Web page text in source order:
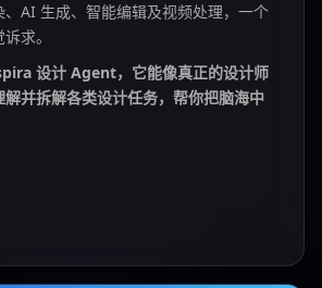
AI 生成、智能编辑及视频处理，一个
求。
设计 Agent，它能像真正的设计师
并拆解各类设计任务，帮你把脑海中